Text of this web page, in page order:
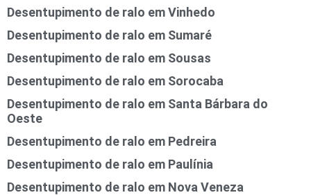
Desentupimento de ralo em Vinhedo
Desentupimento de ralo em Sumaré
Desentupimento de ralo em Sousas
Desentupimento de ralo em Sorocaba
Desentupimento de ralo em Santa Bárbara do
Oeste
Desentupimento de ralo em Pedreira
Desentupimento de ralo em Paulínia
Desentupimento de ralo em Nova Veneza